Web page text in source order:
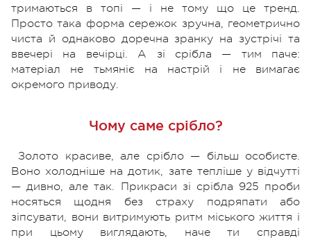
тримаються в топі — і не тому що це тренд.
Просто така форма сережок зручна, геометрично
чиста й однаково доречна зранку на зустрічі та
ввечері на вечірці. А зі срібла — тим паче:
матеріал не тьмяніє на настрій і не вимагає
окремого приводу.
Чому саме срібло?
Золото красиве, але срібло — більш особисте.
Воно холодніше на дотик, зате тепліше у відчутті
— дивно, але так. Прикраси зі срібла 925 проби
носяться щодня без страху подряпати або
зіпсувати, вони витримують ритм міського життя і
при цьому виглядають, наче ти справді